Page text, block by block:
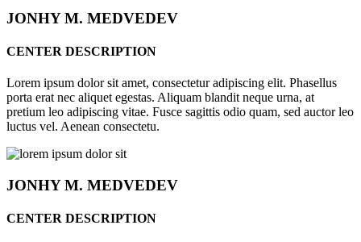
JONHYM. MEDVEDEV
CENTER DESCRIPTION
Lorem ipsum dolor sit amet, consectetur adipiscing elit. Phasellus
porta erat nec aliquet egestas. Aliquam blandit neque urna, at
pretium leo adipiscing vitae. Fusce sagittis odio quam, sed auctor leo
luctus vel. Aenean consectetu.
JONHYM. MEDVEDEV
CENTER DESCRIPTION